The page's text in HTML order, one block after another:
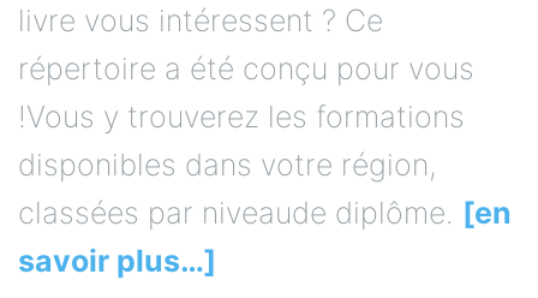
livre vous intéressent ? Ce
répertoire a été conçu pour vous
!Vous y trouverez les formations
disponibles dans votre région,
classées par niveaude diplôme. [en
savoir plus…]